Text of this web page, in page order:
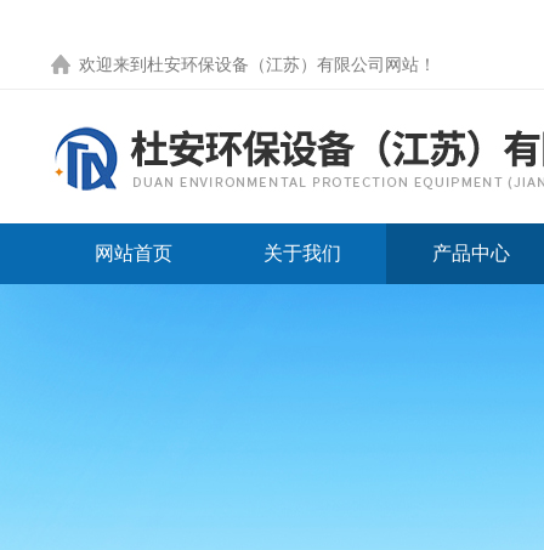
欢迎来到 杜安环保设备（江苏）有限公司网站 ！
网站首页 关于我们 产品中心